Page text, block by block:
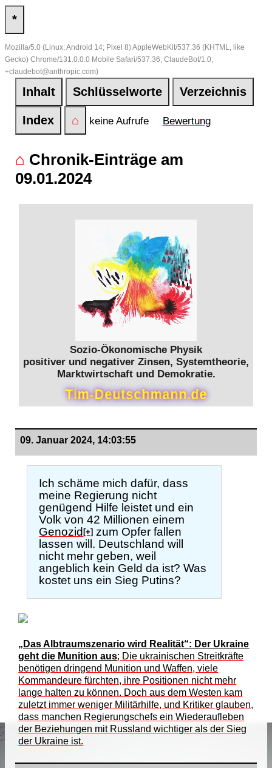
*
Mozilla/5.0 (Linux; Android 14; Pixel 8) AppleWebKit/537.36 (KHTML, like
Gecko) Chrome/131.0.0.0 Mobile Safari/537.36; ClaudeBot/1.0;
+claudebot@anthropic.com)
Inhalt Schlüsselworte Verzeichnis
Index ⌂ keine Aufrufe Bewertung
⌂ Chronik-Einträge am
09.01.2024
Sozio-Ökonomische Physik
positiver und negativer Zinsen, Systemtheorie,
Marktwirtschaft und Demokratie.
Tim-Deutschmann.de
09. Januar 2024, 14:03:55
Ich schäme mich dafür, dass
meine Regierung nicht
genügend Hilfe leistet und ein
Volk von 42 Millionen einem
Genozid[+] zum Opfer fallen
lassen will. Deutschland will
nicht mehr geben, weil
angeblich kein Geld da ist? Was
kostet uns ein Sieg Putins?
„Das Albtraumszenario wird Realität“: Der Ukraine
geht die Munition aus; Die ukrainischen Streitkräfte
benötigen dringend Munition und Waffen, viele
Kommandeure fürchten, ihre Positionen nicht mehr
lange halten zu können. Doch aus dem Westen kam
zuletzt immer weniger Militärhilfe, und Kritiker glauben,
dass manchen Regierungschefs ein Wiederaufleben
der Beziehungen mit Russland wichtiger als der Sieg
der Ukraine ist.